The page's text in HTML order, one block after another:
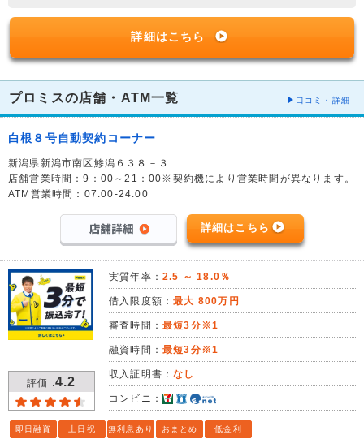
詳細はこちら
プロミスの店舗・ATM一覧 口コミ・詳細
白根８号自動契約コーナー
新潟県新潟市南区鯵潟６３８－３
店舗営業時間：9：00～21：00※契約機により営業時間が異なります。
ATM営業時間：07:00-24:00
詳細はこちら
評価 :4.2
実質年率： 2.5 ～ 18.0％
借入限度額：最大 800万円
審査時間： 最短3分※1
融資時間： 最短3分※1
収入証明書：なし
コンビニ：
即日融資 土日祝 無利息あり おまとめ 低金利